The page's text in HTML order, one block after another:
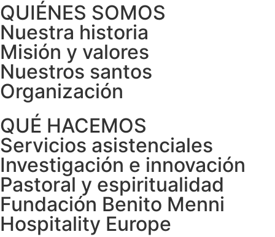
QUIÉNES SOMOS
Nuestra historia
Misión y valores
Nuestros santos
Organización
QUÉ HACEMOS
Servicios asistenciales
Investigación e innovación
Pastoral y espiritualidad
Fundación Benito Menni
Hospitality Europe